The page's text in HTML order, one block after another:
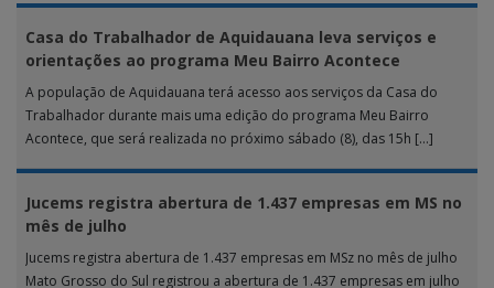
Casa do Trabalhador de Aquidauana leva serviços e
orientações ao programa Meu Bairro Acontece
A população de Aquidauana terá acesso aos serviços da Casa do
Trabalhador durante mais uma edição do programa Meu Bairro
Acontece, que será realizada no próximo sábado (8), das 15h […]
Jucems registra abertura de 1.437 empresas em MS no
mês de julho
Jucems registra abertura de 1.437 empresas em MSz no mês de julho
Mato Grosso do Sul registrou a abertura de 1.437 empresas em julho